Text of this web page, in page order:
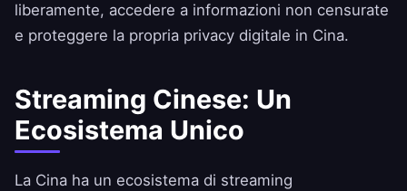
liberamente, accedere a informazioni non censurate
e proteggere la propria privacy digitale in Cina.
Streaming Cinese: Un
Ecosistema Unico
La Cina ha un ecosistema di streaming